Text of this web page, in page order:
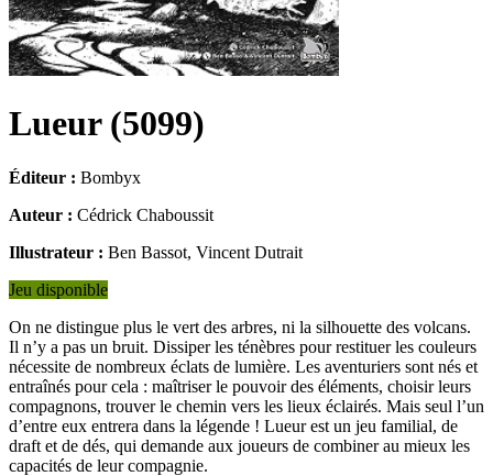
Lueur (5099)
Éditeur : Bombyx
Auteur : Cédrick Chaboussit
Illustrateur : Ben Bassot, Vincent Dutrait
Jeu disponible
On ne distingue plus le vert des arbres, ni la silhouette des volcans.
Il n’y a pas un bruit. Dissiper les ténèbres pour restituer les couleurs
nécessite de nombreux éclats de lumière. Les aventuriers sont nés et
entraînés pour cela : maîtriser le pouvoir des éléments, choisir leurs
compagnons, trouver le chemin vers les lieux éclairés. Mais seul l’un
d’entre eux entrera dans la légende ! Lueur est un jeu familial, de
draft et de dés, qui demande aux joueurs de combiner au mieux les
capacités de leur compagnie.